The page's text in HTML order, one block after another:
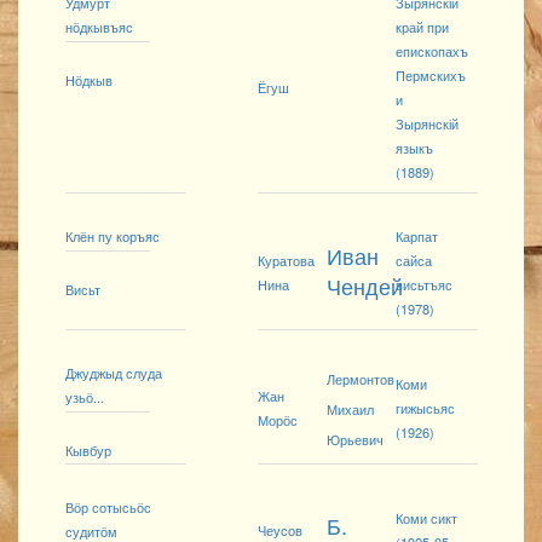
нӧдкывъяс
Нӧдкыв Ёгуш
край при
епископахъ
Пермскихъ
и
Зырянскій
языкъ
(1889)
Клён пу коръяс
Висьт
Куратова
Нина
Иван
Чендей
Карпат
сайса
висьтъяс
(1978)
Джуджыд слуда
узьӧ...
Кывбур
Жан
Морӧс
Лермонтов
Михаил
Юрьевич
Коми
гижысьяс
(1926)
Вӧр сотысьӧс
судитӧм
Чеусов
Б.
Коми сикт